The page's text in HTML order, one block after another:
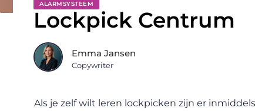
ALARMSYSTEEM
Lockpick Centrum
Emma Jansen
Copywriter
Als je zelf wilt leren lockpicken zijn er